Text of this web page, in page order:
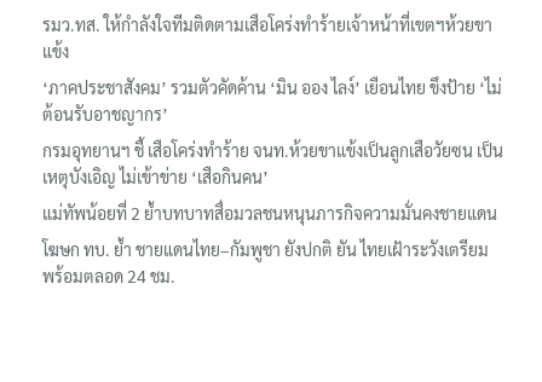
รมว.ทส. ให้กำลังใจทีมติดตามเสือโคร่งทำร้ายเจ้าหน้าที่เขตฯห้วยขา
แข้ง
‘ภาคประชาสังคม’ รวมตัวคัดค้าน ‘มิน ออง ไลง์’ เยือนไทย ขึงป้าย ‘ไม่
ต้อนรับอาชญากร’
กรมอุทยานฯ ชี้ เสือโคร่งทำร้าย จนท.ห้วยขาแข้งเป็นลูกเสือวัยซน เป็น
เหตุบังเอิญ ไม่เข้าข่าย ‘เสือกินคน’
แม่ทัพน้อยที่ 2 ย้ำบทบาทสื่อมวลชนหนุนภารกิจความมั่นคงชายแดน
โฆษก ทบ. ย้ำ ชายแดนไทย–กัมพูชา ยังปกติ ยัน ไทยเฝ้าระวังเตรียม
พร้อมตลอด 24 ชม.